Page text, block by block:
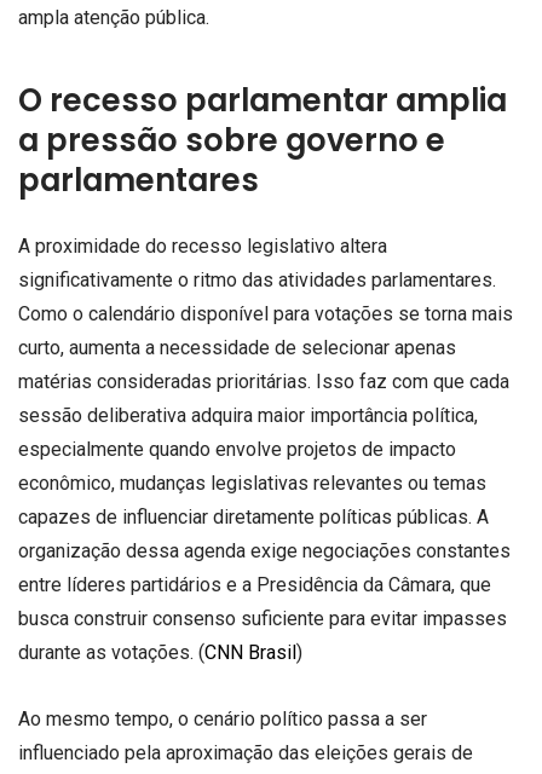
ampla atenção pública.
O recesso parlamentar amplia
a pressão sobre governo e
parlamentares
A proximidade do recesso legislativo altera
significativamente o ritmo das atividades parlamentares.
Como o calendário disponível para votações se torna mais
curto, aumenta a necessidade de selecionar apenas
matérias consideradas prioritárias. Isso faz com que cada
sessão deliberativa adquira maior importância política,
especialmente quando envolve projetos de impacto
econômico, mudanças legislativas relevantes ou temas
capazes de influenciar diretamente políticas públicas. A
organização dessa agenda exige negociações constantes
entre líderes partidários e a Presidência da Câmara, que
busca construir consenso suficiente para evitar impasses
durante as votações. (CNN Brasil )
Ao mesmo tempo, o cenário político passa a ser
influenciado pela aproximação das eleições gerais de